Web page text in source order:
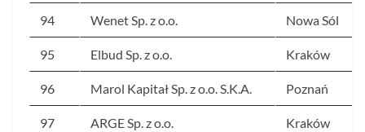
94 Wenet Sp. z o.o. Nowa Sól
95 Elbud Sp. z o.o. Kraków
96 Marol Kapitał Sp. z o.o. S.K.A. Poznań
97 ARGE Sp. z o.o. Kraków